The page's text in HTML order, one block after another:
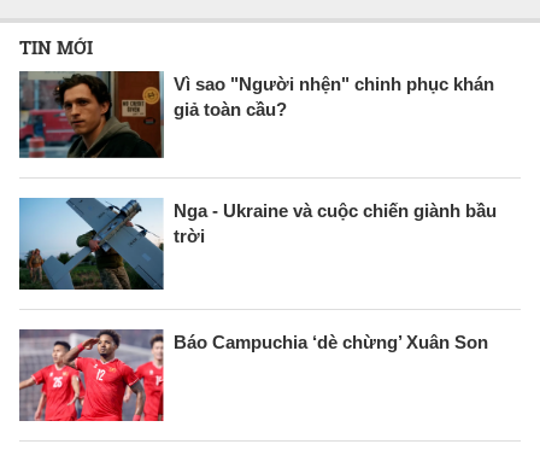
TIN MỚI
Vì sao "Người nhện" chinh phục khán
giả toàn cầu?
Nga - Ukraine và cuộc chiến giành bầu
trời
Báo Campuchia ‘dè chừng’ Xuân Son